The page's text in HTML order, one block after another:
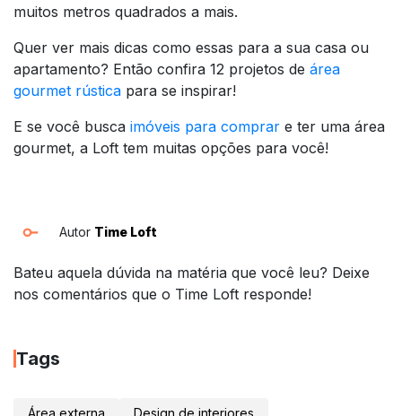
muitos metros quadrados a mais.
Quer ver mais dicas como essas para a sua casa ou
apartamento? Então confira 12 projetos de área
gourmet rústica para se inspirar!
E se você busca imóveis para comprar e ter uma área
gourmet, a Loft tem muitas opções para você!
Autor Time Loft
Bateu aquela dúvida na matéria que você leu? Deixe
nos comentários que o Time Loft responde!
Tags
Área externa Design de interiores